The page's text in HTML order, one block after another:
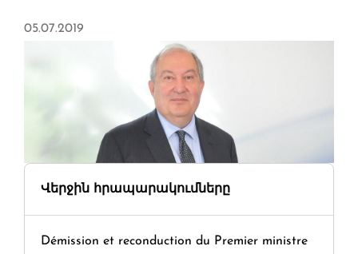
05.07.2019
Վերջին հրապարակումները
Démission et reconduction du Premier ministre